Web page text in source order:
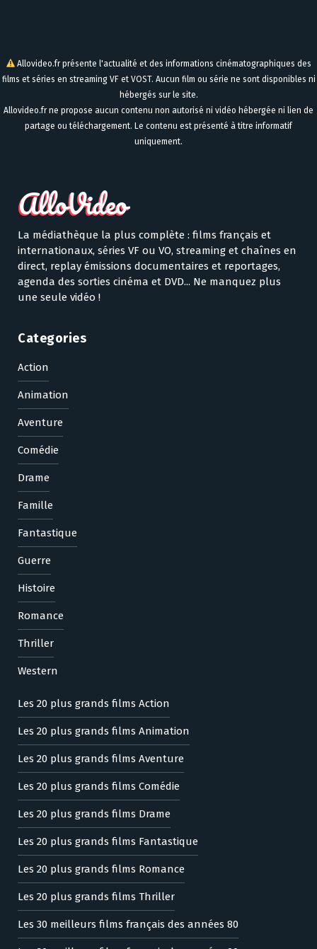
Allovideo.fr présente l'actualité et des informations cinématographiques des
films et séries en streaming VF et VOST. Aucun film ou série ne sont disponibles ni
hébergés sur le site.
Allovideo.fr ne propose aucun contenu non autorisé ni vidéo hébergée ni lien de
partage ou téléchargement. Le contenu est présenté à titre informatif
uniquement.
La médiathèque la plus complète : films français et
internationaux, séries VF ou VO, streaming et chaînes en
direct, replay émissions documentaires et reportages,
agenda des sorties cinéma et DVD... Ne manquez plus
une seule vidéo !
Categories
Action
Animation
Aventure
Comédie
Drame
Famille
Fantastique
Guerre
Histoire
Romance
Thriller
Western
Les 20 plus grands films Action
Les 20 plus grands films Animation
Les 20 plus grands films Aventure
Les 20 plus grands films Comédie
Les 20 plus grands films Drame
Les 20 plus grands films Fantastique
Les 20 plus grands films Romance
Les 20 plus grands films Thriller
Les 30 meilleurs films français des années 80